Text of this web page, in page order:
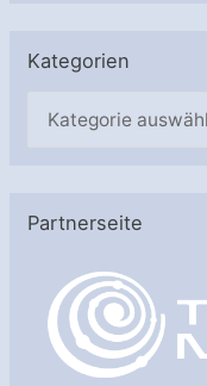
Kategorien
g
Partnerseite